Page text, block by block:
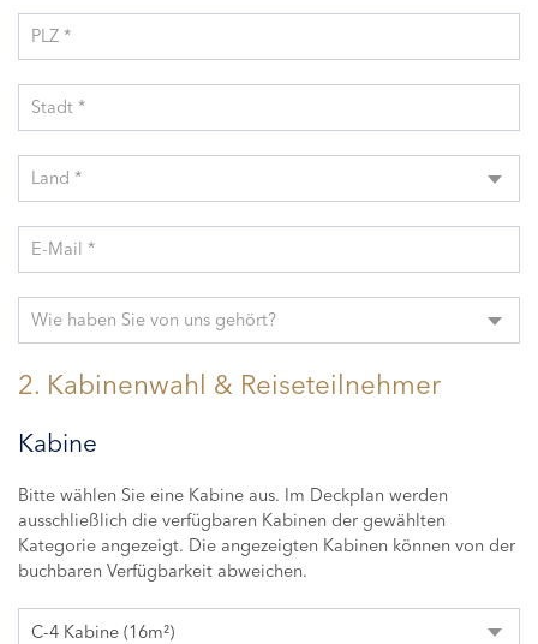
PLZ *
Stadt *
Land *
E-Mail *
Wie haben Sie von uns gehört?
2. Kabinenwahl & Reiseteilnehmer
Kabine
Bitte wählen Sie eine Kabine aus. Im Deckplan werden
ausschließlich die verfügbaren Kabinen der gewählten
Kategorie angezeigt. Die angezeigten Kabinen können von der
buchbaren Verfügbarkeit abweichen.
C-4 Kabine (16m²)